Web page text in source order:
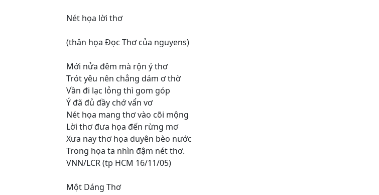
Nét họa lời thơ
(thân họa Đọc Thơ của nguyens)
Mới nửa đêm mà rộn ý thơ
Trót yêu nên chẳng dám ơ thờ
Vần đi lạc lỏng thì gom góp
Ý đã đủ đầy chớ vẩn vơ
Nét họa mang thơ vào cõi mộng
Lời thơ đưa họa đến rừng mơ
Xưa nay thơ họa duyên bèo nước
Trong họa ta nhìn đậm nét thơ.
VNN/LCR (tp HCM 16/11/05)
Một Dáng Thơ